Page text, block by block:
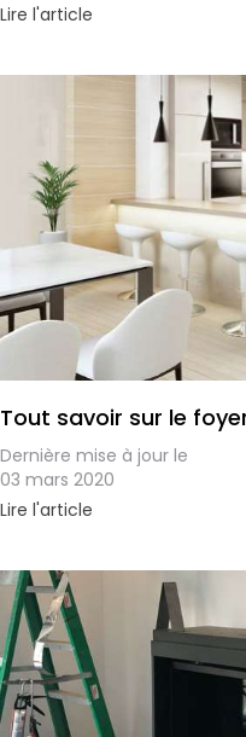
Lire l'article
Tout savoir sur le
Dernière mise à jour le
03 mars 2020
Lire l'article